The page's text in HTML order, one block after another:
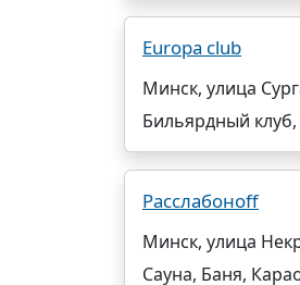
Europa club
Минск, улица
Бильярдный
Расслабоноff
Минск, улица
Сауна, Баня,